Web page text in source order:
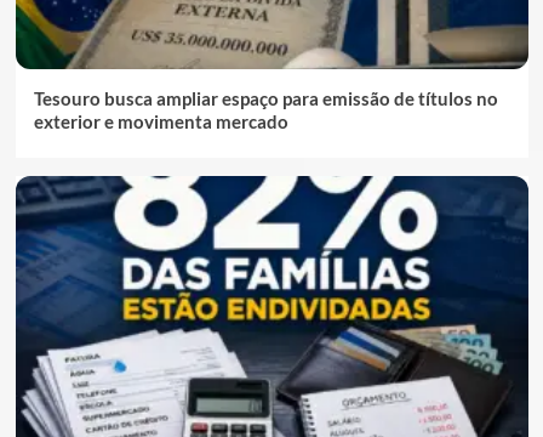
Tesouro busca ampliar espaço para emissão de títulos no
exterior e movimenta mercado